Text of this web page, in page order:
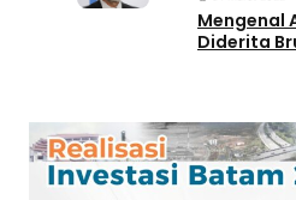
Mengenal
Diderita